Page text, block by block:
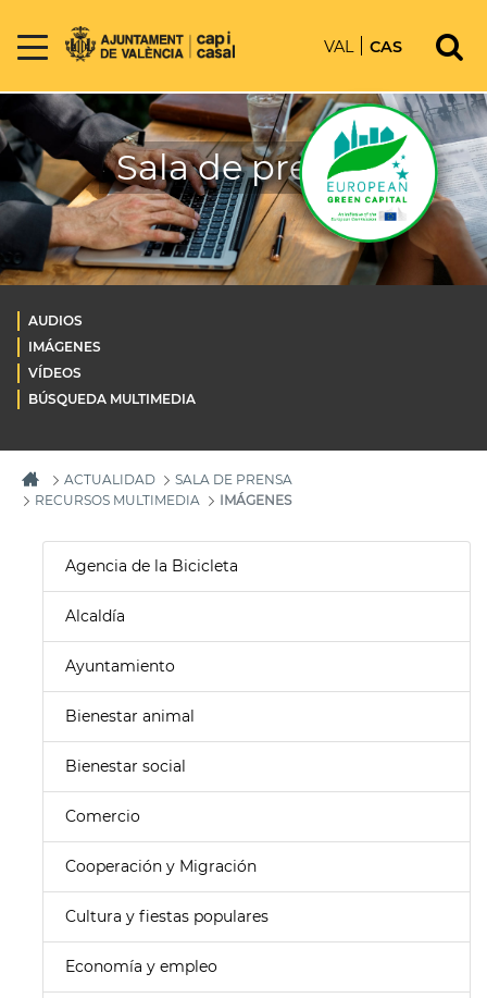
VAL CAS
Sala de prensa
AUDIOS
IMÁGENES
VÍDEOS
BÚSQUEDA MULTIMEDIA
ACTUALIDAD
SALA DE PRENSA
RECURSOS MULTIMEDIA
IMÁGENES
Agencia de la Bicicleta
Alcaldía
Ayuntamiento
Bienestar animal
Bienestar social
Comercio
Cooperación y Migración
Cultura y fiestas populares
Economía y empleo